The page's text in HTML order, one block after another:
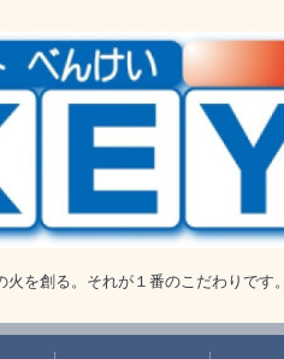
を創る。それが１番のこだわりです。